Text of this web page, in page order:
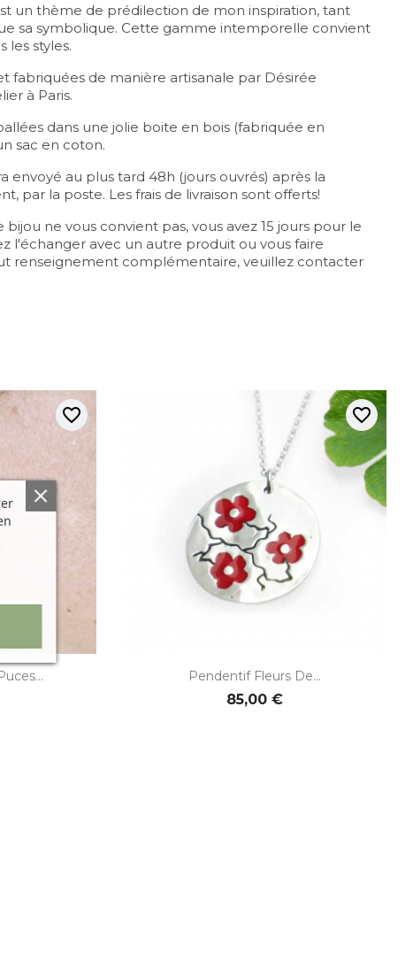
un thème de prédilection de mon inspiration, tant
sa symbolique. Cette gamme intemporelle convient
les styles.
fabriquées de manière artisanale par Désirée
à Paris.
dans une jolie boite en bois (fabriquée en
sac en coton.
envoyé au plus tard 48h (jours ouvrés) après la
par la poste. Les frais de livraison sont offerts!
bijou ne vous convient pas, vous avez 15 jours pour le
l'échanger avec un autre produit ou vous faire
renseignement complémentaire, veuillez contacter
favorite_border
Aperçu rapide
Pendentif Fleurs De...
85,00 €
favorite_border